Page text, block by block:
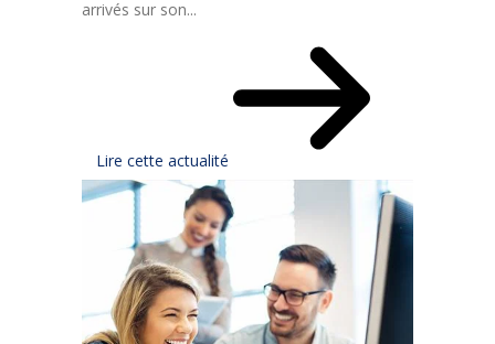
arrivés sur son...
Lire cette actualité